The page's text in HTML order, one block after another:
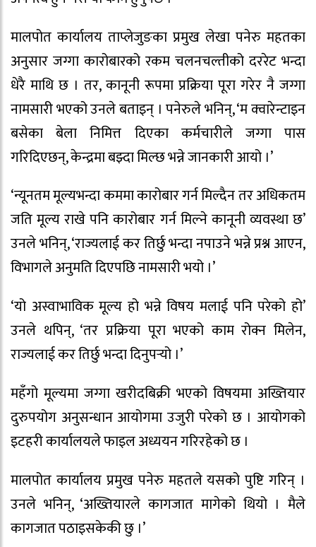
मालपोत कार्यालय ताप्लेजुङका प्रमुख लेखा पनेरु महतका
अनुसार जग्गा कारोबारको रकम चलनचल्तीको दररेट भन्दा
धेरै माथि छ । तर, कानूनी रूपमा प्रक्रिया पूरा गरेर नै जग्गा
नामसारी भएको उनले बताइन् । पनेरुले भनिन्, ‘म क्वारेन्टाइन
बसेका बेला निमित्त दिएका कर्मचारीले जग्गा पास
गरिदिएछन्, केन्द्रमा बझ्दा मिल्छ भन्ने जानकारी आयो ।’
‘न्यूनतम मूल्यभन्दा कममा कारोबार गर्न मिल्दैन तर अधिकतम
जति मूल्य राखे पनि कारोबार गर्न मिल्ने कानूनी व्यवस्था छ’
उनले भनिन्, ‘राज्यलाई कर तिर्छु भन्दा नपाउने भन्ने प्रश्न आएन,
विभागले अनुमति दिएपछि नामसारी भयो ।’
‘यो अस्वाभाविक मूल्य हो भन्ने विषय मलाई पनि परेको हो’
उनले थपिन्, ‘तर प्रक्रिया पूरा भएको काम रोक्न मिलेन,
राज्यलाई कर तिर्छु भन्दा दिनुपर्‍यो ।’
महँगो मूल्यमा जग्गा खरीदबिक्री भएको विषयमा अख्तियार
दुरुपयोग अनुसन्धान आयोगमा उजुरी परेको छ । आयोगको
इटहरी कार्यालयले फाइल अध्ययन गरिरहेको छ ।
मालपोत कार्यालय प्रमुख पनेरु महतले यसको पुष्टि गरिन् ।
उनले भनिन्, ‘अख्तियारले कागजात मागेको थियो । मैले
कागजात पठाइसकेकी छु ।’